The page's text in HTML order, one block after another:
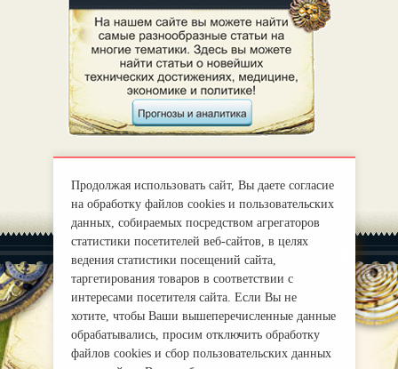
О нас
Правила
mirprognoz@mail.ru
Продолжая использовать сайт, Вы даете согласие
на обработку файлов cookies и пользовательских
данных, собираемых посредством агрегаторов
статистики посетителей веб-сайтов, в целях
ведения статистики посещений сайта,
таргетирования товаров в соответствии с
интересами посетителя сайта. Если Вы не
хотите, чтобы Ваши вышеперечисленные данные
обрабатывались, просим отключить обработку
файлов cookies и сбор пользовательских данных